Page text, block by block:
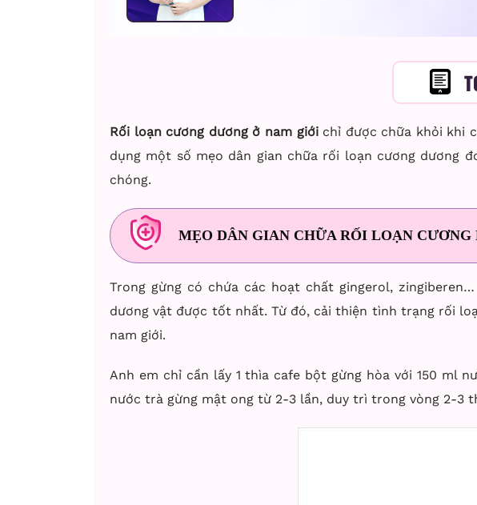
Rối loạn cương dương ở nam giớichỉ được chữa khỏi khi
dụng một số mẹo dân gian chữa rối loạn cương dương
chóng.
MẸO DÂN GIAN CHỮA RỐI LOẠN CƯƠNG
Trong gừng có chứa các hoạt chất gingerol,
dương vật được tốt nhất. Từ đó, cải thiện tình trạng rối
nam giới.
Anh em chỉ cần lấy 1 thìa cafe bột gừng hòa với 150 ml
nước trà gừng mật ong từ 2-3 lần, duy trì trong vòng 2-3